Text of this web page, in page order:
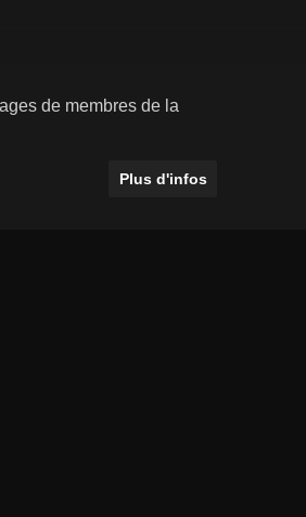
de membres de la
Plus d'infos